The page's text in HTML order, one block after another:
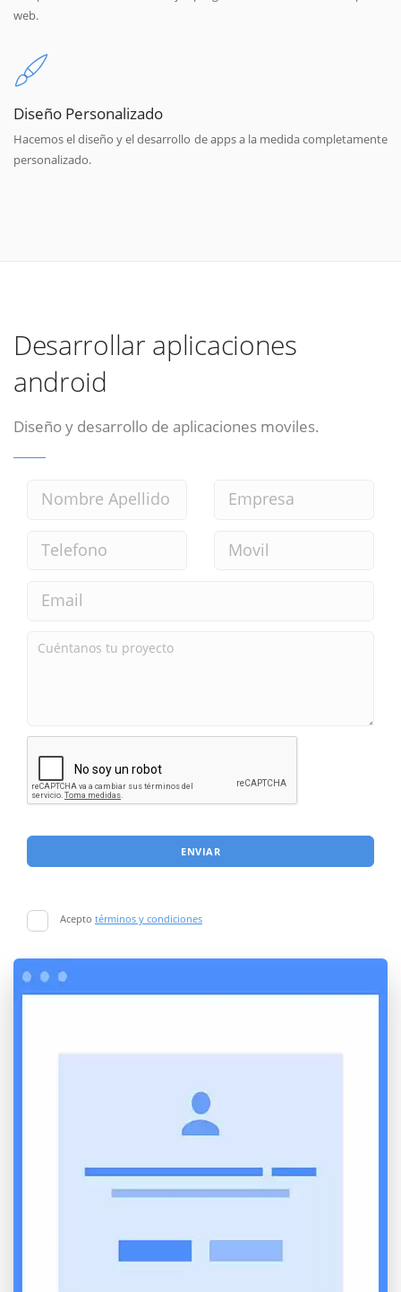
web.
Diseño Personalizado
Hacemos el diseño y el desarrollo de apps a la medida completamente
personalizado.
Desarrollar aplicaciones
android
Diseño y desarrollo de aplicaciones moviles.
ENVIAR
Acepto términos y condiciones